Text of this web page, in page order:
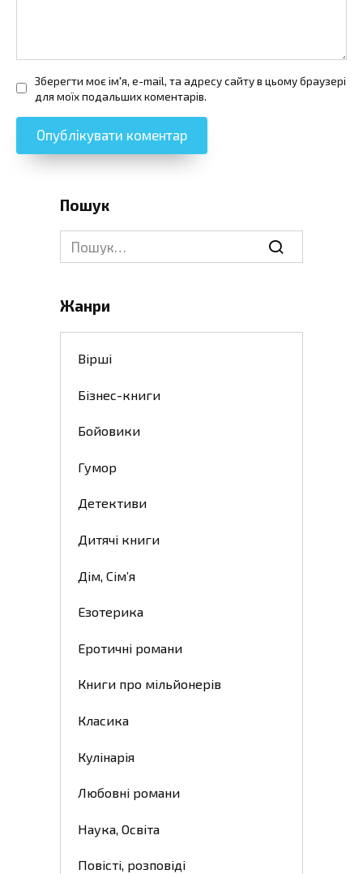
Зберегти моє ім'я, e-mail, та адресу сайту в цьому браузері
для моїх подальших коментарів.
Пошук
Search
for:
Жанри
Вірші
Бізнес-книги
Бойовики
Гумор
Детективи
Дитячі книги
Дім, Сім’я
Езотерика
Еротичні романи
Книги про мільйонерів
Класика
Кулінарія
Любовні романи
Наука, Освіта
Повісті, розповіді